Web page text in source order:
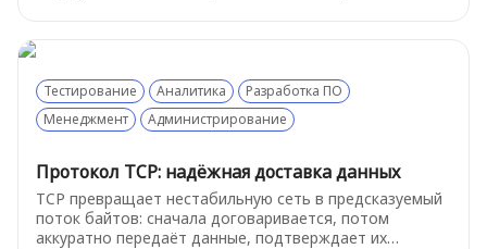
Тестирование Аналитика
Разработка ПО
Менеджмент
Администрирование
Протокол TCP: надёжная доставка данных
TCP превращает нестабильную сеть в предсказуемый
поток байтов: сначала договаривается, потом
аккуратно передаёт данные, подтверждает их